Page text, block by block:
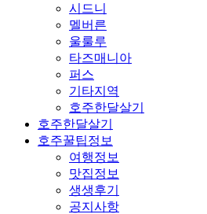
시드니
멜버른
울룰루
타즈매니아
퍼스
기타지역
호주한달살기
호주한달살기
호주꿀팁정보
여행정보
맛집정보
생생후기
공지사항